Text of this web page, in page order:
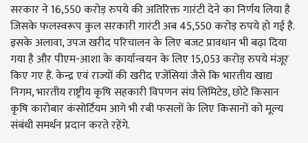
सरकार ने16,550करोड़ रुपये की अतिरिक्त गारंटी देने का निर्णय लिया है
जिसके फलस्वरूप कुल सरकारी गारंटी अब45,550करोड़ रुपये हो गई है.
इसके अलावा,उपज खरीद परिचालन के लिए बजट प्रावधान भी बढ़ा दिया
गया है और पीएम-आशा के कार्यान्वयन के लिए15,053करोड़ रुपये मंजूर
किए गए हैं. केन्द्र एवं राज्यों की खरीद एजेंसियां जैसे कि भारतीय खाद्य
निगम,भारतीय राष्ट्रीय कृषि सहकारी विपणन संघ लिमिटेड,छोटे किसान
कृषि कारोबार कंसोर्टियम आगे भी रबी फसलों के लिए किसानों को मूल्य
संबंधी समर्थन प्रदान करते रहेंगे.